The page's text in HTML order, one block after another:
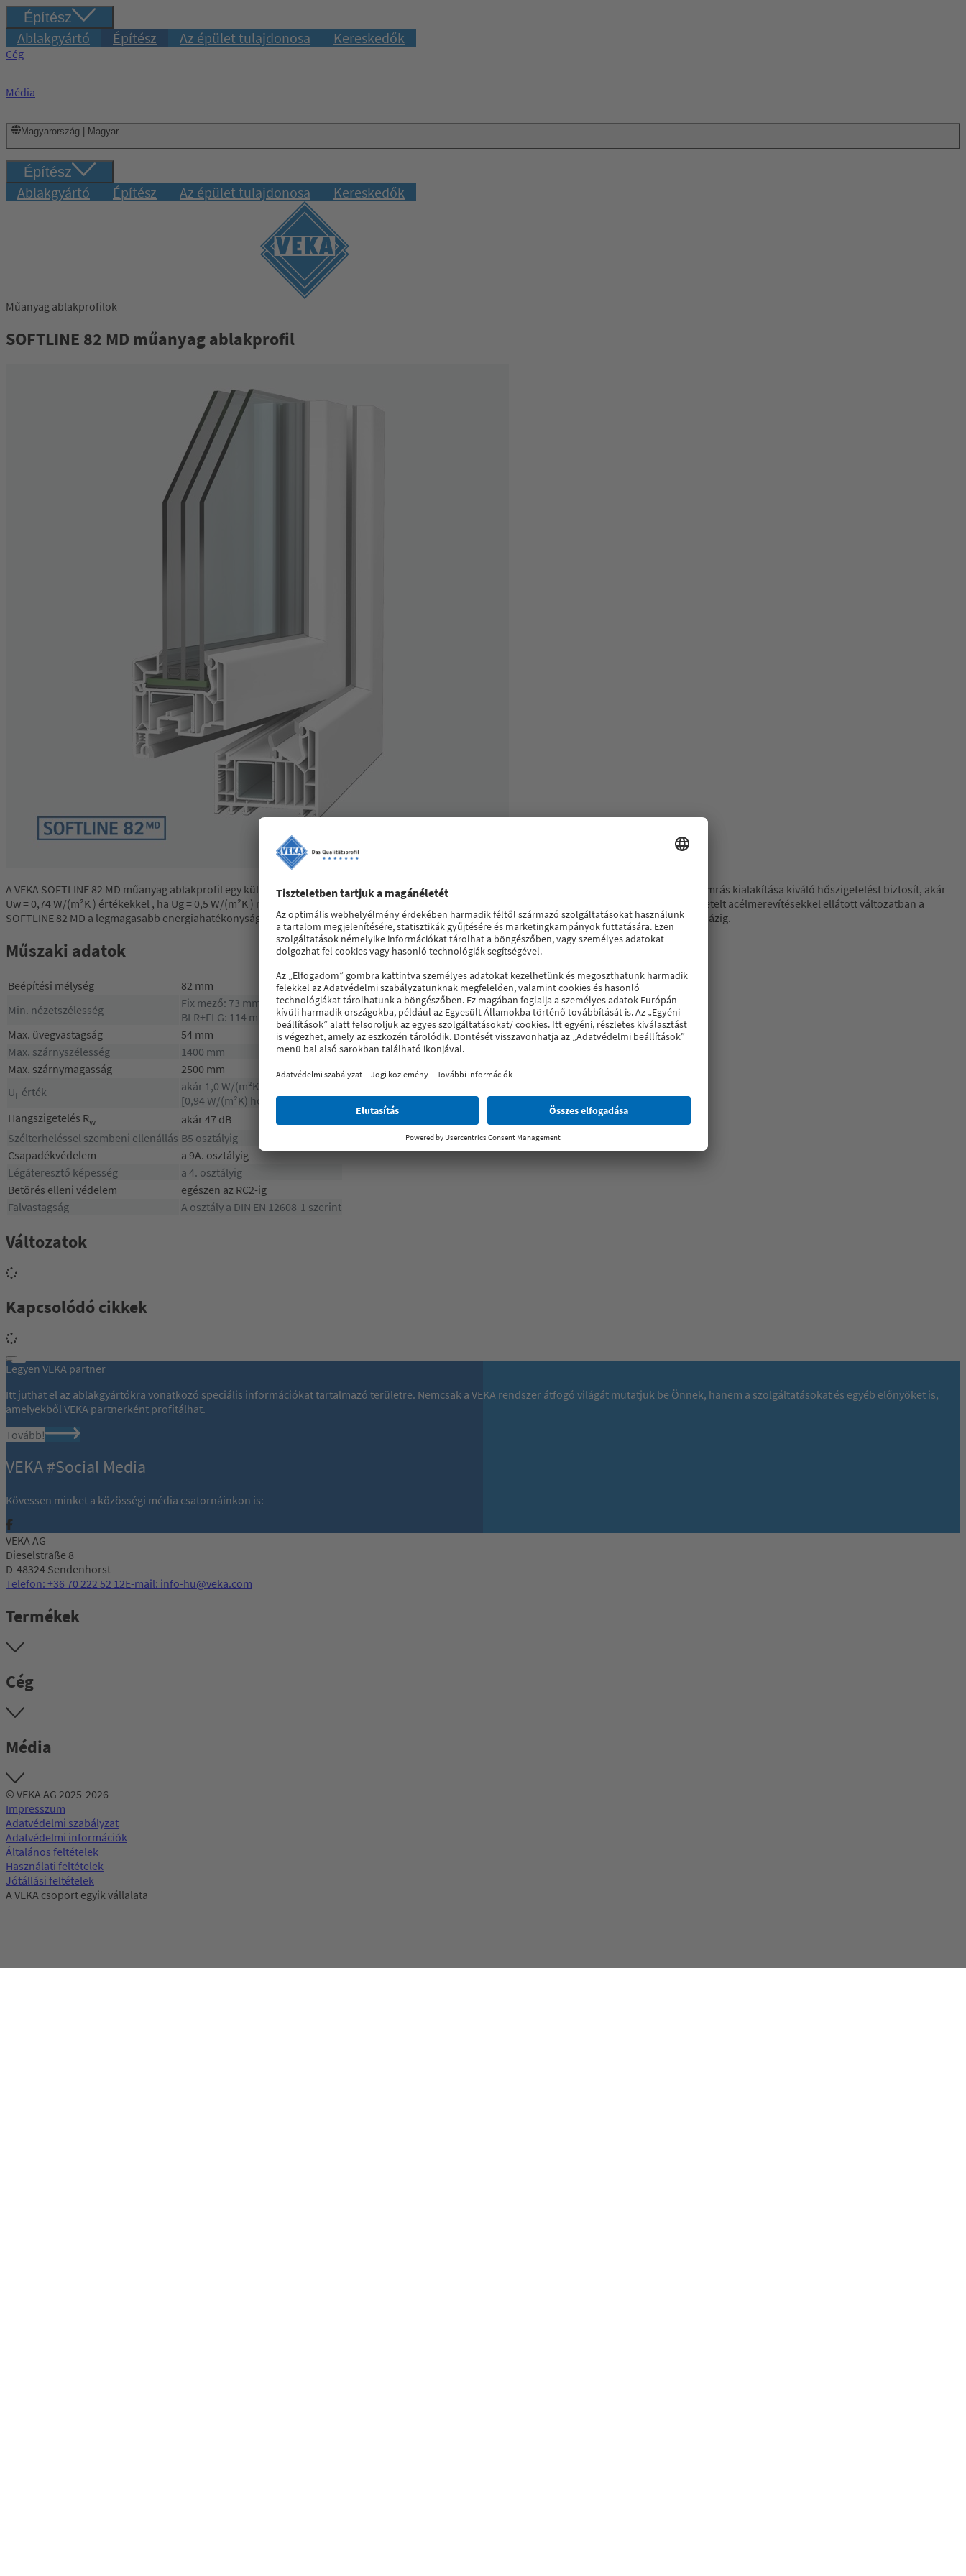
Építész
Ablakgyártó Építész Az épület tulajdonosa Kereskedők
Cég
Média
Magyarország | Magyar
Építész
Ablakgyártó Építész Az épület tulajdonosa Kereskedők
Bejelentkezés
Műanyag ablakprofilok
SOFTLINE 82 MD műanyag ablakprofil
A VEKA SOFTLINE 82 MD műanyag ablakprofil egy különösen nagy teljesítményű rendszer középső tömítéssel. A SOFTLINE 82 MD innovatív többkamrás kialakítása kiváló hőszigetelést biztosít, akár
Uw = 0,74 W/(m²K ) értékekkel , ha Ug = 0,5 W/(m²K ) magas hőszigetelő háromrétegű üvegezést használunk . A hőtechnikailag optimalizált, hőszigetelt acélmerevítésekkel ellátott változatban a
SOFTLINE 82 MD a legmagasabb energiahatékonysági követelményeknek is könnyedén megfelel - az alacsony energiaigényű ingatlantól a passzívházig.
Műszaki adatok
Beépítési mélység
82 mm
Min. nézetszélesség
Fix mező: 73 mm
BLR+FLG: 114 mm
Max. üvegvastagság
54 mm
Max. szárnyszélesség
1400 mm
Max. szárnymagasság
2500 mm
Uf-érték
akár 1,0 W/(m²K)
[0,94 W/(m²K) hőszigeteléssel]
Hangszigetelés Rw
akár 47 dB
Szélterheléssel szembeni ellenállás B5 osztályig
Csapadékvédelem
a 9A. osztályig
Légáteresztő képesség
a 4. osztályig
Betörés elleni védelem
egészen az RC2-ig
Falvastagság
A osztály a DIN EN 12608-1 szerint
Változatok
Kapcsolódó cikkek
Legyen VEKA partner
Itt juthat el az ablakgyártókra vonatkozó speciális információkat tartalmazó területre. Nemcsak a VEKA rendszer átfogó világát mutatjuk be Önnek, hanem a szolgáltatásokat és egyéb előnyöket is,
amelyekből VEKA partnerként profitálhat.
Tovább!
VEKA #Social Media
Kövessen minket a közösségi média csatornáinkon is:
VEKA AG
Dieselstraße 8
D-48324 Sendenhorst
Telefon: +36 70 222 52 12E-mail: info-hu@veka.com
Termékek
Cég
Média
© VEKA AG 2025-2026
Impresszum
Adatvédelmi szabályzat
Adatvédelmi információk
Általános feltételek
Használati feltételek
Jótállási feltételek
A VEKA csoport egyik vállalata